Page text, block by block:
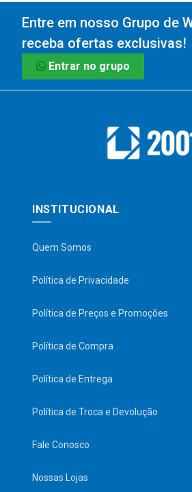
Entre em nosso Grupo de
receba ofertas exclusivas!
Entrar no grupo
INSTITUCIONAL
Quem Somos
Política de Privacidade
Política de Preços e Promoções
Política de Compra
Política de Entrega
Política de Troca e Devolução
Fale Conosco
Nossas Lojas